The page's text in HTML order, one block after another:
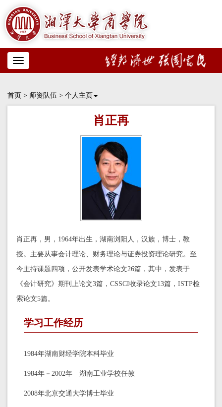
Toggle
navigation
首页 > 师资队伍 > 个人主页
肖正再
肖正再，男，1964年出生，湖南浏阳人，汉族，博士，教
授。主要从事会计理论、财务理论与证券投资理论研究。至
今主持课题四项，公开发表学术论文26篇，其中，发表于
《会计研究》期刊上论文3篇，CSSCI收录论文13篇，ISTP检
索论文5篇。
学习工作经历
1984年湖南财经学院本科毕业
1984年－2002年 湖南工业学校任教
2008年北京交通大学博士毕业